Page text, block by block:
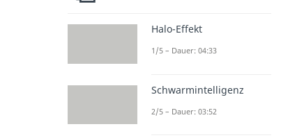
Halo-Effekt
1/5 – Dauer: 04:33
Schwarmintelligenz
2/5 – Dauer: 03:52